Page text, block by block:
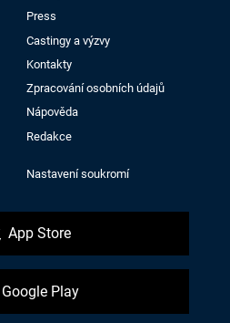
Press
Castingy a výzvy
Kontakty
Zpracování osobních údajů
Nápověda
Redakce
Nastavení soukromí
App Store
Google Play